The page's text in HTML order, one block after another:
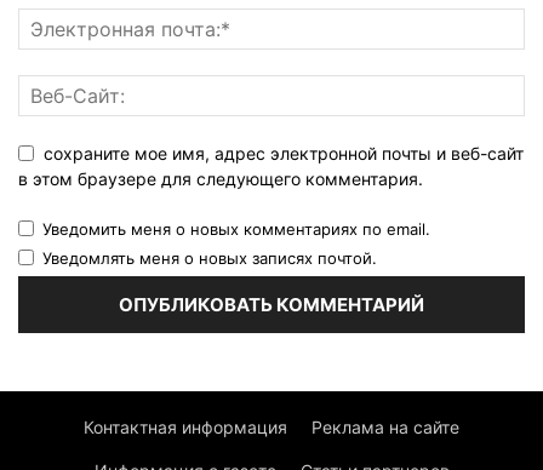
сохраните мое имя, адрес электронной почты и веб-сайт
в этом браузере для следующего комментария.
Уведомить меня о новых комментариях по email.
Уведомлять меня о новых записях почтой.
Контактная информация Реклама на сайте